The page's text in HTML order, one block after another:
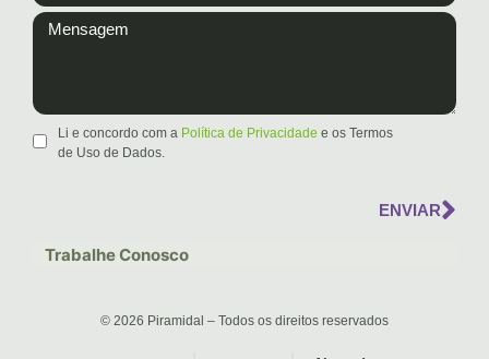
Trabalhe Conosco
Li e concordo com a Política de Privacidade e os Termos
de Uso de Dados.
ENVIAR
© 2026 Piramidal – Todos os direitos reservados